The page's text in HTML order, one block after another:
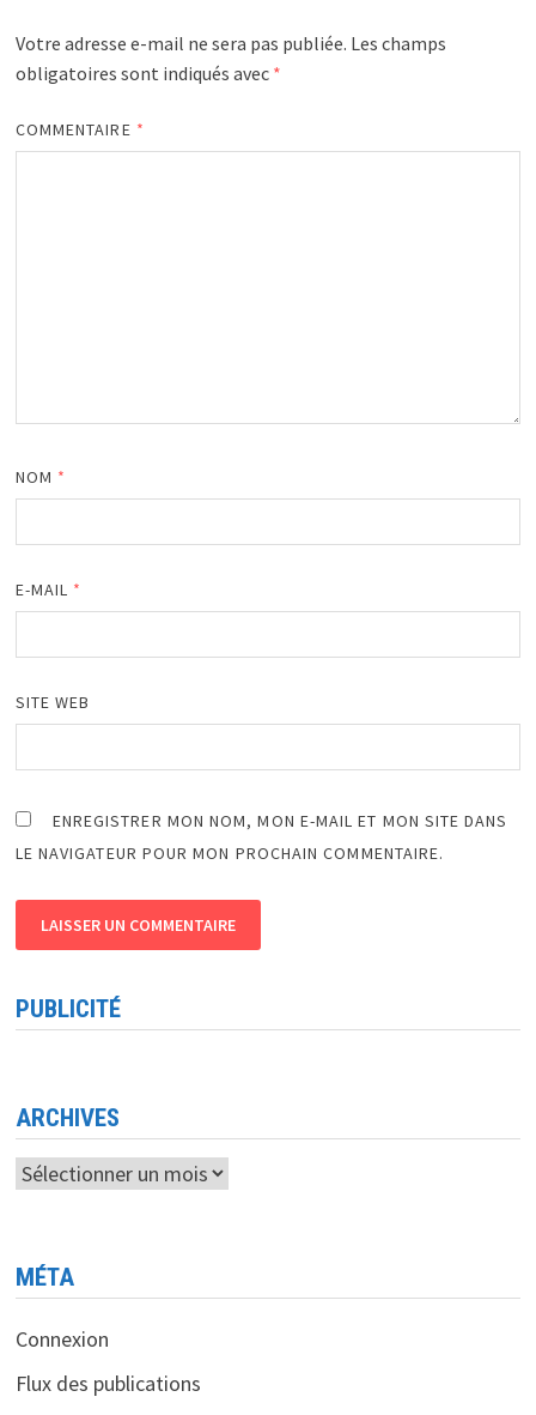
Votre adresse e-mail ne sera pas publiée. Les champs
obligatoires sont indiqués avec *
COMMENTAIRE *
NOM *
E-MAIL *
SITE WEB
ENREGISTRER MON NOM, MON E-MAIL ET MON SITE DANS
LE NAVIGATEUR POUR MON PROCHAIN COMMENTAIRE.
PUBLICITÉ
ARCHIVES
Archives
MÉTA
Connexion
Flux des publications